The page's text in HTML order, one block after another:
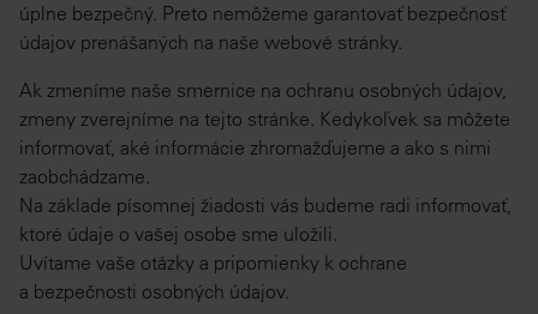
úplne bezpečný. Preto nemôžeme garantovať bezpečnosť
údajov prenášaných na naše webové stránky.
Ak zmeníme naše smernice na ochranu osobných údajov,
zmeny zverejníme na tejto stránke. Kedykoľvek sa môžete
informovať, aké informácie zhromažďujeme a ako s nimi
zaobchádzame.
Na základe písomnej žiadosti vás budeme radi informovať,
ktoré údaje o vašej osobe sme uložili.
Uvítame vaše otázky a pripomienky k ochrane
a bezpečnosti osobných údajov.